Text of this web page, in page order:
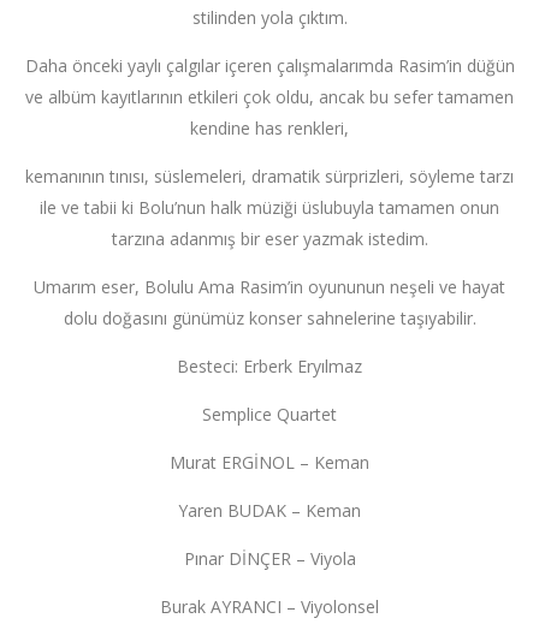
stilinden yola çıktım.
Daha önceki yaylı çalgılar içeren çalışmalarımda Rasim’in düğün
ve albüm kayıtlarının etkileri çok oldu, ancak bu sefer tamamen
kendine has renkleri,
kemanının tınısı, süslemeleri, dramatik sürprizleri, söyleme tarzı
ile ve tabii ki Bolu’nun halk müziği üslubuyla tamamen onun
tarzına adanmış bir eser yazmak istedim.
Umarım eser, Bolulu Ama Rasim’in oyununun neşeli ve hayat
dolu doğasını günümüz konser sahnelerine taşıyabilir.
Besteci: Erberk Eryılmaz
Semplice Quartet
Murat ERGİNOL – Keman
Yaren BUDAK – Keman
Pınar DİNÇER – Viyola
Burak AYRANCI – Viyolonsel